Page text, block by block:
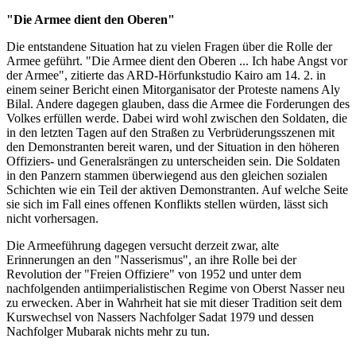
"Die Armee dient den Oberen"
Die entstandene Situation hat zu vielen Fragen über die Rolle der
Armee geführt. "Die Armee dient den Oberen ... Ich habe Angst vor
der Armee", zitierte das ARD-Hörfunkstudio Kairo am 14. 2. in
einem seiner Bericht einen Mitorganisator der Proteste namens Aly
Bilal. Andere dagegen glauben, dass die Armee die Forderungen des
Volkes erfüllen werde. Dabei wird wohl zwischen den Soldaten, die
in den letzten Tagen auf den Straßen zu Verbrüderungsszenen mit
den Demonstranten bereit waren, und der Situation in den höheren
Offiziers- und Generalsrängen zu unterscheiden sein. Die Soldaten
in den Panzern stammen überwiegend aus den gleichen sozialen
Schichten wie ein Teil der aktiven Demonstranten. Auf welche Seite
sie sich im Fall eines offenen Konflikts stellen würden, lässt sich
nicht vorhersagen.
Die Armeeführung dagegen versucht derzeit zwar, alte
Erinnerungen an den "Nasserismus", an ihre Rolle bei der
Revolution der "Freien Offiziere" von 1952 und unter dem
nachfolgenden antiimperialistischen Regime von Oberst Nasser neu
zu erwecken. Aber in Wahrheit hat sie mit dieser Tradition seit dem
Kurswechsel von Nassers Nachfolger Sadat 1979 und dessen
Nachfolger Mubarak nichts mehr zu tun.